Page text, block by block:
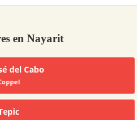
en Nayarit
del Cabo